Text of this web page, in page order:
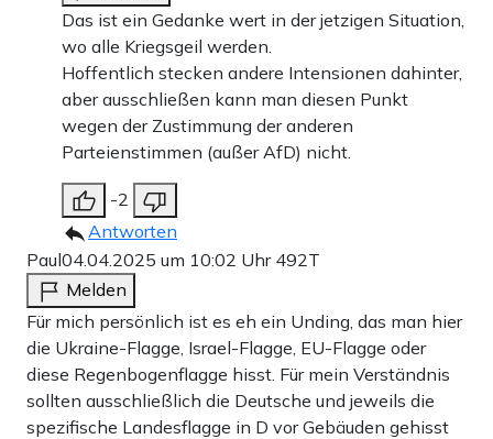
Das ist ein Gedanke wert in der jetzigen Situation,
wo alle Kriegsgeil werden.
Hoffentlich stecken andere Intensionen dahinter,
aber ausschließen kann man diesen Punkt
wegen der Zustimmung der anderen
Parteienstimmen (außer AfD) nicht.
-2
Antworten
Paul04.04.2025 um 10:02 Uhr 492T
Melden
Für mich persönlich ist es eh ein Unding, das man hier
die Ukraine-Flagge, Israel-Flagge, EU-Flagge oder
diese Regenbogenflagge hisst. Für mein Verständnis
sollten ausschließlich die Deutsche und jeweils die
spezifische Landesflagge in D vor Gebäuden gehisst